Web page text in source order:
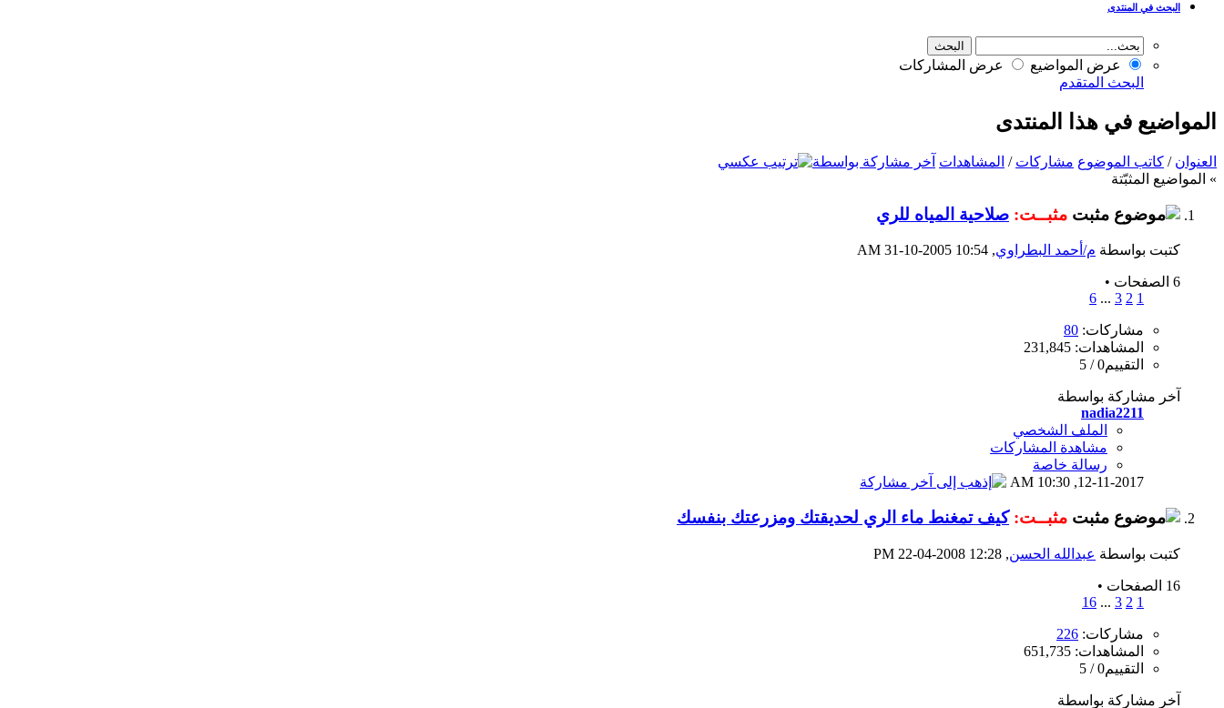
البحث في المنتدى
عرض المواضيع
عرض المشاركات
البحث المتقدم
المواضيع في هذا المنتدى
العنوان / كاتب الموضوع مشاركات / المشاهدات آخر مشاركة بواسطة
» المواضيع المثبّتة
مثبــت: صلاحية المياه للري
كتبت بواسطة م/أحمد البطراوي‏, 31-10-2005 10:54 AM
6 الصفحات
•
1
2
3
...
6
مشاركات: 80
المشاهدات: 231,845
التقييم0 / 5
آخر مشاركة بواسطة
nadia2211
الملف الشخصي
مشاهدة المشاركات
رسالة خاصة
12-11-2017,
10:30 AM
مثبــت: كيف تمغنط ماء الري لحديقتك ومزرعتك بنفسك
كتبت بواسطة عبدالله الحسن‏, 22-04-2008 12:28 PM
16 الصفحات
•
1
2
3
...
16
مشاركات: 226
المشاهدات: 651,735
التقييم0 / 5
آخر مشاركة بواسطة